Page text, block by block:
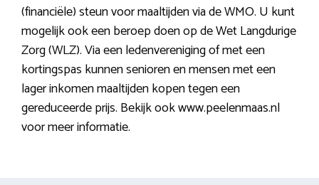
(financiële) steun voor maaltijden via de WMO. U kunt
mogelijk ook een beroep doen op de Wet Langdurige
Zorg (WLZ). Via een ledenvereniging of met een
kortingspas kunnen senioren en mensen met een
lager inkomen maaltijden kopen tegen een
gereduceerde prijs. Bekijk ook www.peelenmaas.nl
voor meer informatie.